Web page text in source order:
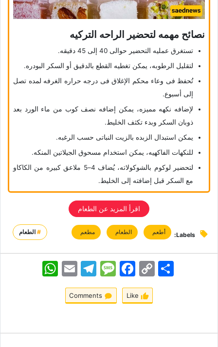
نصائح مهمه لتحضیر الراحه الترکیه
تستغرق عملیه التحضیر حوالی 40 إلى 45 دقیقه.
لتقلیل الرطوبه، یمکن تغطیه القطع بالدقیق أو السکر البودره.
تُحفظ فی وعاء محکم الإغلاق فی درجه حراره الغرفه لمده تصل
إلى أسبوع.
لإضافه نکهه ممیزه، یمکن إضافه نصف کوب من ماء الورد بعد
ذوبان السکر وبدء تکثف الخلیط.
یمکن استبدال الزبده بالزیت النباتی حسب الرغبه.
للنکهات الفاکهیه، یمکن استخدام مسحوق الجیلاتین المنکه.
لتحضیر لوکوم بالشوکولاته، یُضاف 4–5 ملاعق کبیره من الکاکاو
مع السکر قبل إضافته إلى الخلیط.
اقرأ المزید عن الطعام
Labels: أطعم الطعام مطعم #الطعام
WhatsApp EmailTelegramMessageFacebook Copy
Link
اشتراک
Like
Comments